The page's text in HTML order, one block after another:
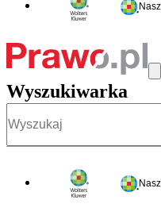
Wyszukiwarka